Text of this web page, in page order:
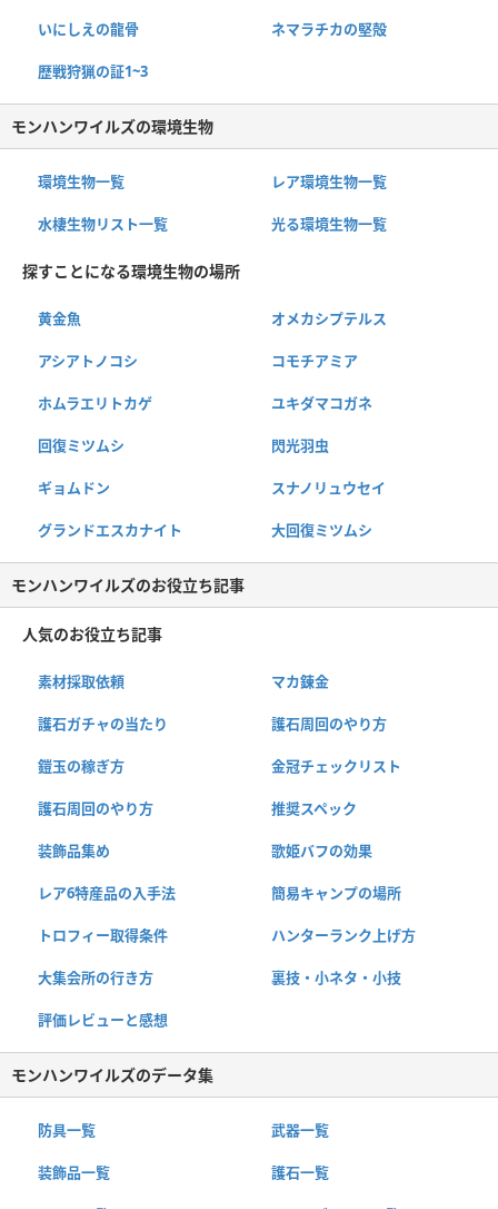
いにしえの龍骨 ネマラチカの堅殻
歴戦狩猟の証1~3
モンハンワイルズの環境生物
環境生物一覧 レア環境生物一覧
水棲生物リスト一覧 光る環境生物一覧
探すことになる環境生物の場所
黄金魚 オメカシプテルス
アシアトノコシ コモチアミア
ホムラエリトカゲ ユキダマコガネ
回復ミツムシ 閃光羽虫
ギョムドン スナノリュウセイ
グランドエスカナイト 大回復ミツムシ
モンハンワイルズのお役立ち記事
人気のお役立ち記事
素材採取依頼 マカ錬金
護石ガチャの当たり 護石周回のやり方
鎧玉の稼ぎ方 金冠チェックリスト
護石周回のやり方 推奨スペック
装飾品集め 歌姫バフの効果
レア6特産品の入手法 簡易キャンプの場所
トロフィー取得条件 ハンターランク上げ方
大集会所の行き方 裏技・小ネタ・小技
評価レビューと感想
モンハンワイルズのデータ集
防具一覧 武器一覧
装飾品一覧 護石一覧